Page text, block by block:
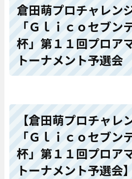
倉田萌プロチャレン
「Ｇｌｉｃｏセブン
杯」第１１回プロア
トーナメント予選会
【倉田萌プロチャレ
「Ｇｌｉｃｏセブン
杯」第１１回プロア
トーナメント予選会】